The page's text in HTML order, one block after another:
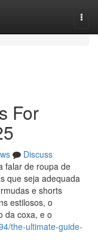
For
Discuss
falar de roupa de
que seja adequada
e shorts
estilosos, o
da coxa, e o
the-ultimate-guide-